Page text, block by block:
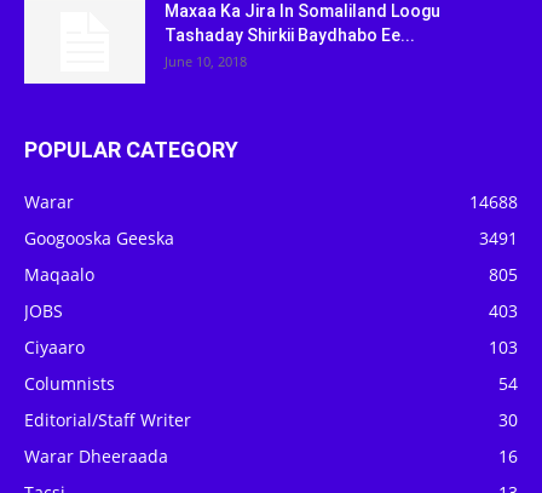
Maxaa Ka Jira In Somaliland Loogu
Tashaday Shirkii Baydhabo Ee...
June 10, 2018
POPULAR CATEGORY
Warar
14688
Googooska Geeska
3491
Maqaalo
805
JOBS
403
Ciyaaro
103
Columnists
54
Editorial/Staff Writer
30
Warar Dheeraada
16